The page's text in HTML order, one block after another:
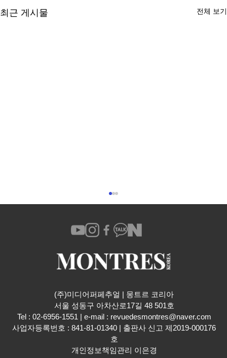
최근 게시물 전체 보기
(주)미디어퍼페추얼 | 몽트르 코리아
​서울 성동구 아차산로17길 48 501호
Tel : 02-6956-1551 | e-mail : revuedesmontres@naver.com
사업자등록번호 : 841-81-01340 | 출판사 신고 제2019-000176
호
개인정보책임관리 이은경